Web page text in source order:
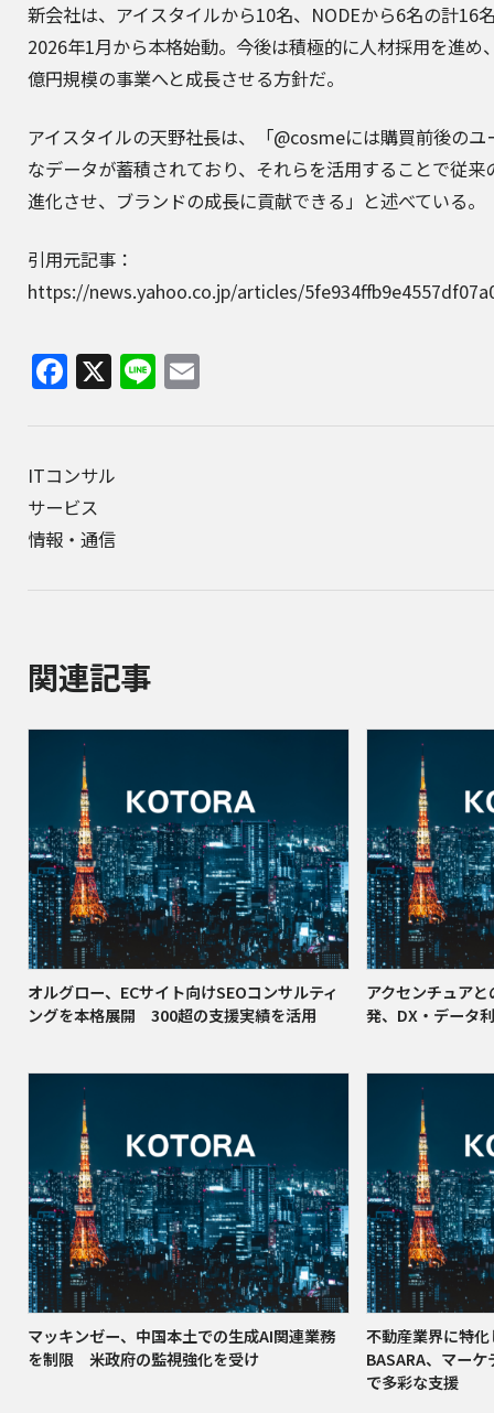
新会社は、アイスタイルから10名、NODEから6名の計16
2026年1月から本格始動。今後は積極的に人材採用を進め
億円規模の事業へと成長させる方針だ。
アイスタイルの天野社長は、「@cosmeには購買前後の
なデータが蓄積されており、それらを活用することで従
進化させ、ブランドの成長に貢献できる」と述べている。
引用元記事：
https://news.yahoo.co.jp/articles/
Facebook
X Line
ITコンサル
サービス
情報・通信
関連記事
オルグロー、ECサイト向けSEOコンサルティ
ングを本格展開 300超の支援実績を活用
アクセンチュア
発、DX・データ
マッキンゼー、中国本土での生成AI関連業務
を制限 米政府の監視強化を受け
不動産業界に特
BASARA、マー
で多彩な支援